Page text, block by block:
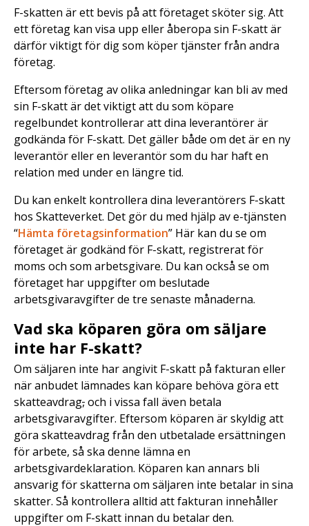
F-skatten är ett bevis på att företaget sköter sig. Att
ett företag kan visa upp eller åberopa sin F-skatt är
därför viktigt för dig som köper tjänster från andra
företag.
Eftersom företag av olika anledningar kan bli av med
sin F-skatt är det viktigt att du som köpare
regelbundet kontrollerar att dina leverantörer är
godkända för F-skatt. Det gäller både om det är en ny
leverantör eller en leverantör som du har haft en
relation med under en längre tid.
Du kan enkelt kontrollera dina leverantörers F-skatt
hos Skatteverket. Det gör du med hjälp av e-tjänsten
“Hämta företagsinformation” Här kan du se om
företaget är godkänd för F-skatt, registrerat för
moms och som arbetsgivare. Du kan också se om
företaget har uppgifter om beslutade
arbetsgivaravgifter de tre senaste månaderna.
Vad ska köparen göra om säljare
inte har F-skatt?
Om säljaren inte har angivit F-skatt på fakturan eller
när anbudet lämnades kan köpare behöva göra ett
skatteavdrag,och i vissa fall även betala
arbetsgivaravgifter. Eftersom köparen är skyldig att
göra skatteavdrag från den utbetalade ersättningen
för arbete, så ska denne lämna en
arbetsgivardeklaration. Köparen kan annars bli
ansvarig för skatterna om säljaren inte betalar in sina
skatter. Så kontrollera alltid att fakturan innehåller
uppgifter om F-skatt innan du betalar den.